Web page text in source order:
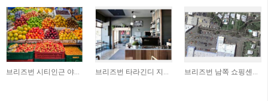
브리즈번 시티인근 야채가게 상가 매매합니다 브리즈번 타라긴디 지역 독립 상가 매매 (250sqm) 브리즈번 남쪽 쇼핑센터에 위치한 상가 매매합니다 ​